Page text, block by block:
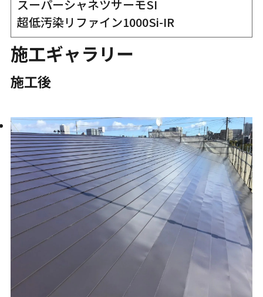
スーパーシャネツサーモSI
超低汚染リファイン1000Si-IR
施工ギャラリー
施工後